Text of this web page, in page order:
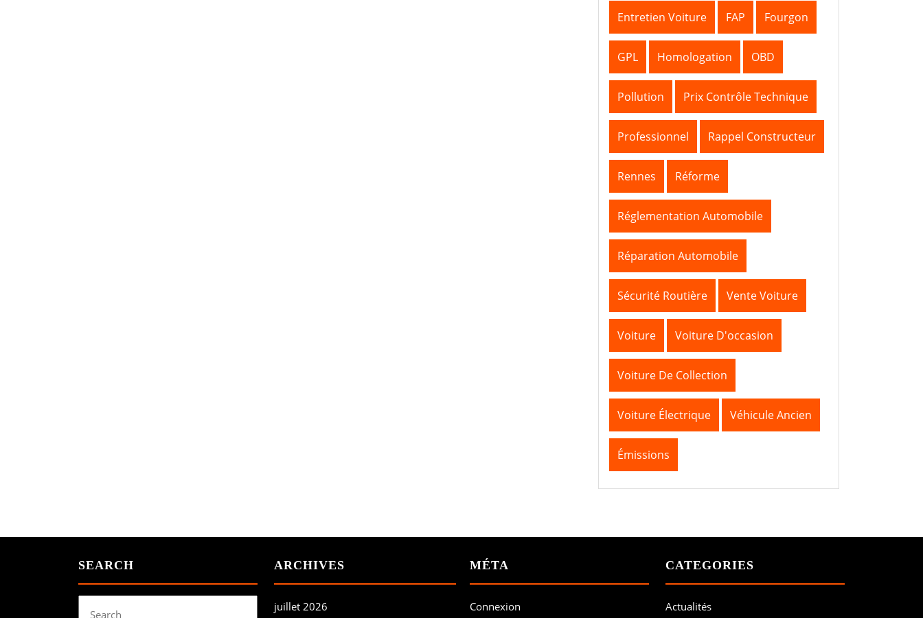
Entretien Voiture FAP Fourgon
GPL Homologation OBD
Pollution Prix Contrôle Technique
Professionnel Rappel Constructeur
Rennes Réforme
Réglementation Automobile
Réparation Automobile
Sécurité Routière Vente Voiture
Voiture Voiture D'occasion
Voiture De Collection
Voiture Électrique Véhicule Ancien
Émissions
SEARCH ARCHIVES
juillet 2026
MÉTA
Connexion
CATEGORIES
Actualités